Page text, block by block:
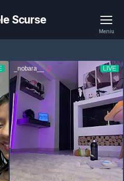
Scurse
Meniu